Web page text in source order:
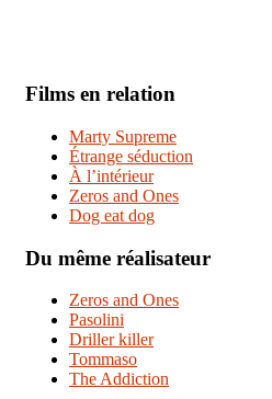
Films en relation
Marty Supreme
Étrange séduction
À l’intérieur
Zeros and Ones
Dog eat dog
Du même réalisateur
Zeros and Ones
Pasolini
Driller killer
Tommaso
The Addiction